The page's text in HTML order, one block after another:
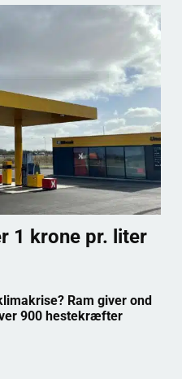
1 krone pr. liter
Ram giver ond
900 hestekræfter